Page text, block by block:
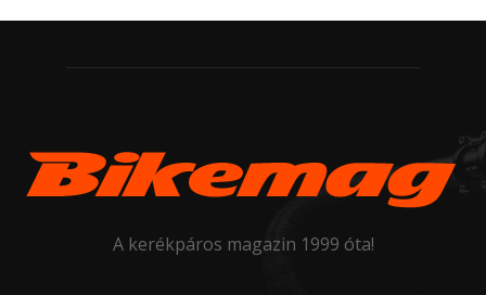
A kerékpáros magazin 1999 óta!